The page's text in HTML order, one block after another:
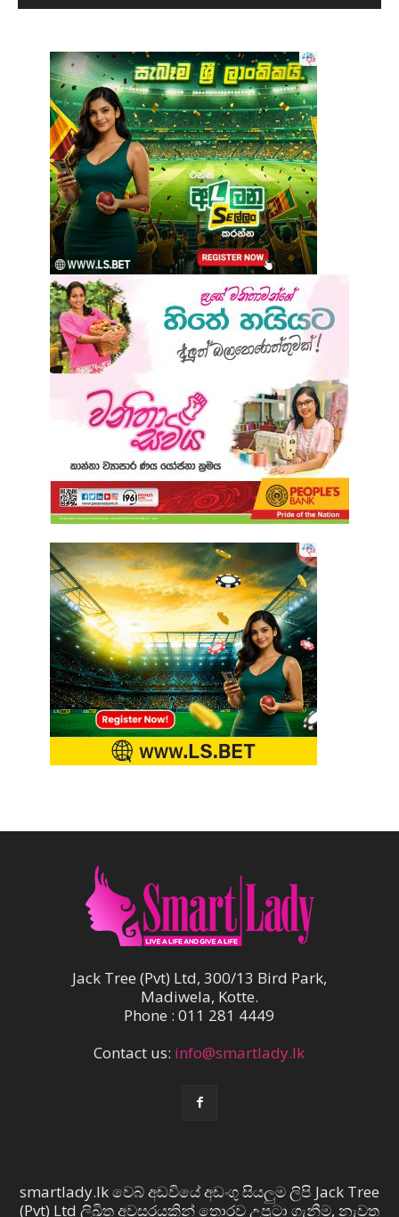
Jack Tree (Pvt) Ltd, 300/13 Bird Park,
Madiwela, Kotte.
Phone : 011 281 4449
Contact us: info@smartlady.lk
smartlady.lk වෙබ් අඩවියේ අඩංගු සියලුම ලිපි Jack Tree
(Pvt) Ltd ලිඛිත අවසරයකින් තොරව උපුටා ගැනීම, නැවත